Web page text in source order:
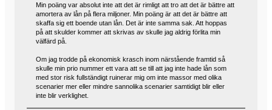
Min poäng var absolut inte att det är rimligt att tro att det är bättre att
amortera av lån på flera miljoner. Min poäng är att det är bättre att
skaffa sig ett boende utan lån. Det är inte samma sak. Att hoppas
på att skulder kommer att skrivas av skulle jag aldrig förlita min
välfärd på.
Om jag trodde på ekonomisk krasch inom närstående framtid så
skulle min prio nummer ett vara att se till att jag inte hade lån som
med stor risk fullständigt ruinerar mig om inte massor med olika
scenarier mer eller mindre sannolika scenarier samtidigt blir eller
inte blir verklighet.